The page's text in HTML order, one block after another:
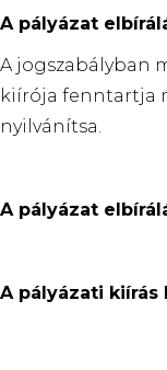
A pályázat
A jogszabályban
kiírója fenntartja
nyilvánítsa.
A pályázat
A pályázati